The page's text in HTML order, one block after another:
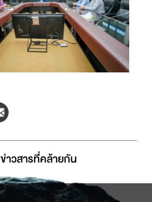
ข่าวสารที่่คล้ายกัน